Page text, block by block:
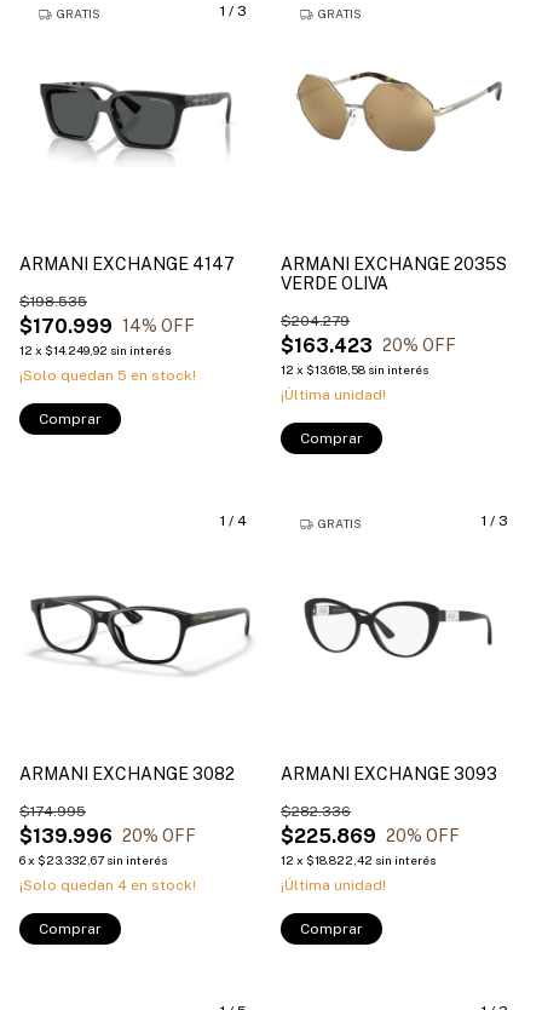
1 / 3
GRATIS
ARMANI EXCHANGE 4147
$170.999
$198.535
14% OFF
12 x $14.249,92 sin interés
¡Solo quedan 5 en stock!
Comprar
GRATIS
ARMANI EXCHANGE 2035S
VERDE OLIVA
$163.423
$204.279
20% OFF
12 x $13.618,58 sin interés
¡Última unidad!
Comprar
1 / 4
ARMANI EXCHANGE 3082
$139.996
$174.995
20% OFF
6x $23.332,67 sin interés
¡Solo quedan 4 en stock!
Comprar
1 / 3
GRATIS
ARMANI EXCHANGE 3093
$225.869
$282.336
20% OFF
12 x $18.822,42 sin interés
¡Última unidad!
Comprar